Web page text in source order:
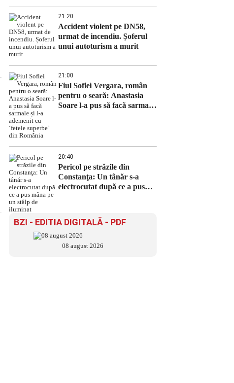
21:20
Accident violent pe DN58,
urmat de incendiu. Șoferul
unui autoturism a murit
21:00
Fiul Sofiei Vergara, român
pentru o seară: Anastasia
Soare l-a pus să facă sarmale
20:40
Pericol pe străzile din
Constanţa: Un tânăr s-a
electrocutat după ce a pus
BZI - EDITIA DIGITALĂ - PDF
08 august 2026